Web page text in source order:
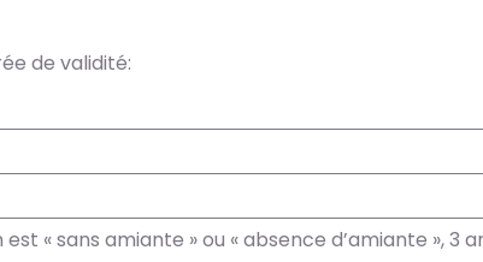
de validité:
« sans amiante » ou « absence d’amiante », 3